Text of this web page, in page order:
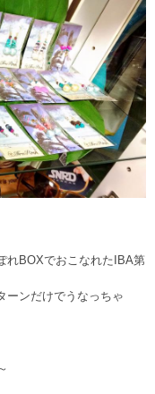
れBOXでおこなれたIBA第
ーンだけでうなっちゃ